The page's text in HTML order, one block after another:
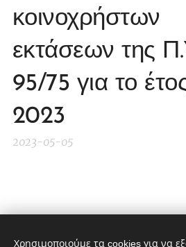
κοινοχρήστων
εκτάσεων της
95/75 για το
2023
2023-05-05
Χρησιμοποιούμε τα cookies για να